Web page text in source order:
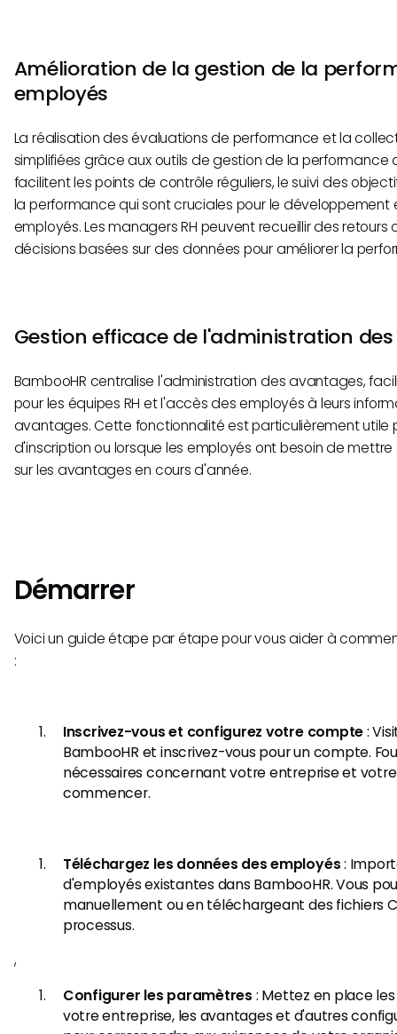
Amélioration de la gestion de la
employés
La réalisation des évaluations de performance et la
simplifiées grâce aux outils de gestion de la performance
facilitent les points de contrôle réguliers, le suivi des
la performance qui sont cruciales pour le
employés. Les managers RH peuvent recueillir des
décisions basées sur des données pour améliorer la
Gestion efficace de l'administration
BambooHR centralise l'administration des avantages,
pour les équipes RH et l'accès des employés à leurs
avantages. Cette fonctionnalité est particulièrement utile
d'inscription ou lorsque les employés ont besoin de mettre
sur les avantages en cours d'année.
Démarrer
Voici un guide étape par étape pour vous aider à
:
Inscrivez-vous et configurez votre compte:
BambooHR et inscrivez-vous pour un compte.
nécessaires concernant votre entreprise et
commencer.
Téléchargez les données des employés:
d'employés existantes dans BambooHR. Vous
manuellement ou en téléchargeant des fichiers
processus.
,​
Configurer les paramètres : Mettez en place
votre entreprise, les avantages et d'autres